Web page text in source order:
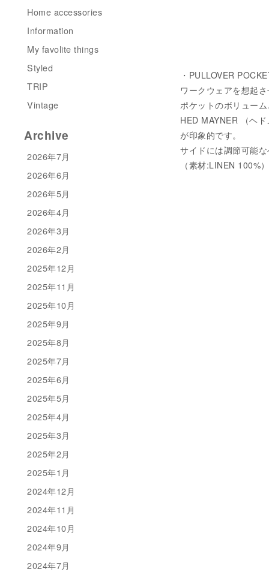
・PULLOVER
ワークウェアを想起
ポケットのボリュー
HED MAYNER （ヘ
が印象的です。
サイドには調節可能
（素材:LINEN 100%）
Home accessories
Information
My favolite things
Styled
TRIP
Vintage
Archive
2026年7月
2026年6月
2026年5月
2026年4月
2026年3月
2026年2月
2025年12月
2025年11月
2025年10月
2025年9月
2025年8月
2025年7月
2025年6月
2025年5月
2025年4月
2025年3月
2025年2月
2025年1月
2024年12月
2024年11月
2024年10月
2024年9月
2024年7月